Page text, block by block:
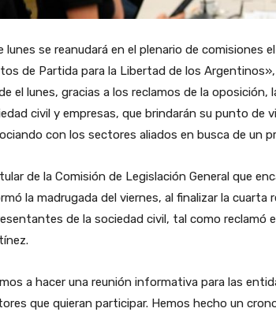
lunes se reanudará en el plenario de comisiones
de Partida para la Libertad de los
el lunes, gracias a los reclamos de la
civil y empresas, que brindarán su punto de
con los sectores aliados en busca de un
de la Comisión de Legislación General que
la madrugada del viernes, al finalizar la cuarta
de la sociedad civil, tal como reclamó
a hacer una reunión informativa para las
que quieran participar. Hemos hecho un